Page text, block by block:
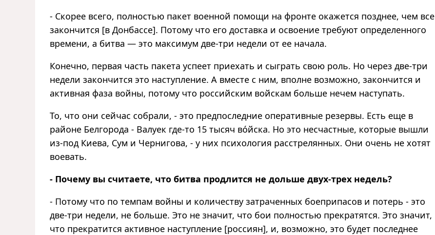
- Скорее всего, полностью пакет военной помощи на фронте окажется позднее, чем все
закончится [в Донбассе]. Потому что его доставка и освоение требуют определенного
времени, а битва — это максимум две-три недели от ее начала.
Конечно, первая часть пакета успеет приехать и сыграть свою роль. Но через две-три
недели закончится это наступление. А вместе с ним, вполне возможно, закончится и
активная фаза войны, потому что российским войскам больше нечем наступать.
То, что они сейчас собрали, - это предпоследние оперативные резервы. Есть еще в
районе Белгорода - Валуек где-то 15 тысяч во́йска. Но это несчастные, которые вышли
из-под Киева, Сум и Чернигова, - у них психология расстрелянных. Они очень не хотят
воевать.
- Почему вы считаете, что битва продлится не дольше двух-трех недель?
- Потому что по темпам войны и количеству затраченных боеприпасов и потерь - это
две-три недели, не больше. Это не значит, что бои полностью прекратятся. Это значит,
что прекратится активное наступление [россиян], и, возможно, это будет последнее